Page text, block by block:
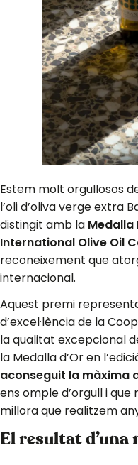
Estem molt orgullosos
l’oli d’oliva verge extra
distingit amb la Medalla
International Olive Oil
reconeixement que
internacional.
Aquest premi
d’excel·lència de la
la qualitat excepcional
la Medalla d’Or en
aconseguit la màxima
ens omple d’orgull i
millora que realitzem
El resultat d’una